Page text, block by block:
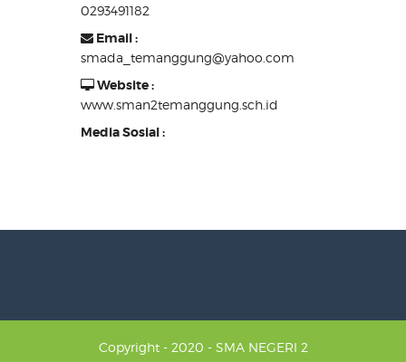
0293491182
Email :
smada_temanggung@yahoo.com
Website :
www.sman2temanggung.sch.id
Media Sosial :
Copyright - 2020 - SMA NEGERI 2